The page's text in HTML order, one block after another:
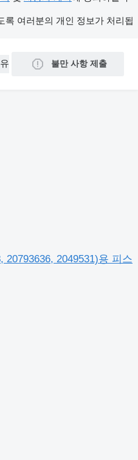
록 여러분의 개인 정보가 처리됩
불만 사항 제출
20793636, 2049531)용 피스